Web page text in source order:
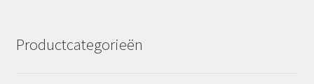
Productcategorieën